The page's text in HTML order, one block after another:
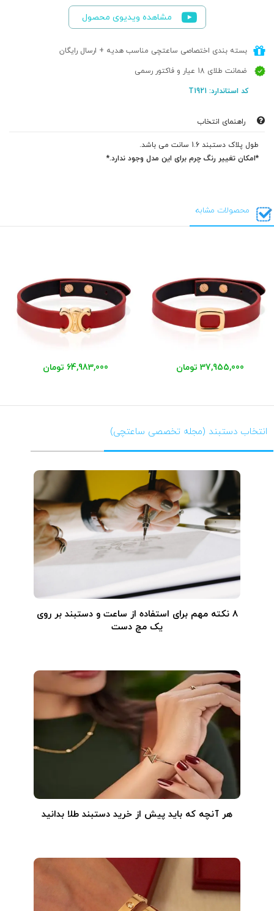
مشاهده ویدیوی محصول
بسته بندی اختصاصی ساعتچی مناسب هدیه + ارسال رایگان
ضمانت طلای 18 عیار و فاکتور رسمی
کد استاندارد: T1921
راهنمای انتخاب
طول پلاک دستبند 1.6 سانت می باشد.
*امکان تغییر رنگ چرم برای این مدل وجود ندارد.*
محصولات مشابه
37,955,000 تومان 64,983,000 تومان
انتخاب دستبند (مجله تخصصی ساعتچی)
۸ نکته مهم برای استفاده از ساعت و دستبند بر روی
یک مچ دست
هر آنچه که باید پیش از خرید دستبند طلا بدانید